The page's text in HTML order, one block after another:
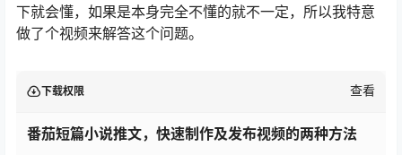
下就会懂，如果是本身完全不懂的就不一定，所以我特意
做了个视频来解答这个问题。
下载权限 查看
番茄短篇小说推文，快速制作及发布视频的两种方法